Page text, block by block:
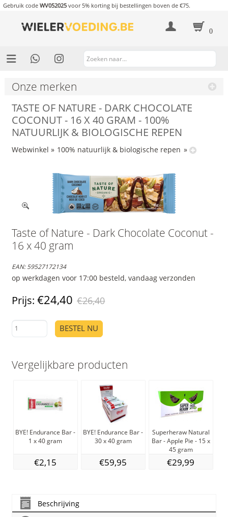
Gebruik code WV052025voor 5% korting bij bestellingen boven de €75.
0
Onze merken
TASTE OF NATURE - DARK CHOCOLATE
COCONUT - 16 X 40 GRAM - 100%
NATUURLIJK & BIOLOGISCHE REPEN
Webwinkel » 100% natuurlijk & biologische repen »
Taste of Nature - Dark Chocolate Coconut -
16 x 40 gram
EAN:59527172134
op werkdagen voor 17:00 besteld, vandaag verzonden
Prijs: €24,40 €26,40
BESTEL NU
Vergelijkbare producten
BYE! Endurance Bar -
1 x 40 gram
€2,15
BYE! Endurance Bar -
30 x 40 gram
€59,95
Superheraw Natural
Bar - Apple Pie - 15 x
45 gram
€29,99
Beschrijving